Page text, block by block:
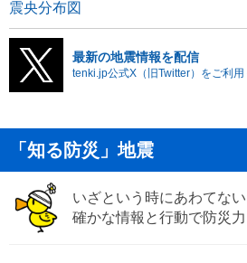
震央分布図
最新の地震情報を配信
tenki.jp公式X（旧Twitter）をご利用
「知る防災」地震
いざという時にあわてな
確かな情報と行動で防災